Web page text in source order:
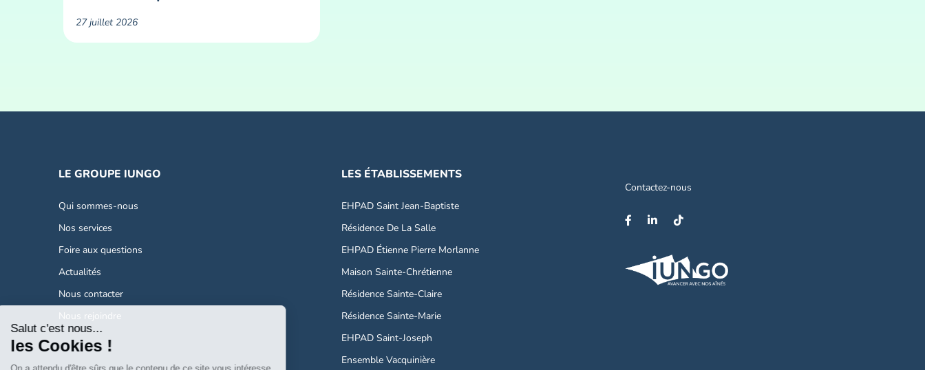
27 juillet 2026
LE GROUPE IUNGO
Qui sommes-nous
Nos services
Foire aux questions
Actualités
Nous contacter
Nous rejoindre
LES ÉTABLISSEMENTS
EHPAD Saint Jean-Baptiste
Résidence De La Salle
EHPAD Étienne Pierre Morlanne
Maison Sainte-Chrétienne
Résidence Sainte-Claire
Résidence Sainte-Marie
EHPAD Saint-Joseph
Ensemble Vacquinière
Contactez-nous